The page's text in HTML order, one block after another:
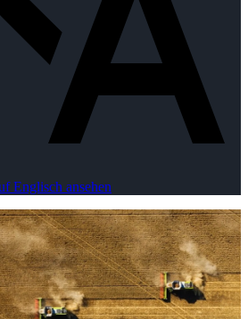
Englisch ansehen